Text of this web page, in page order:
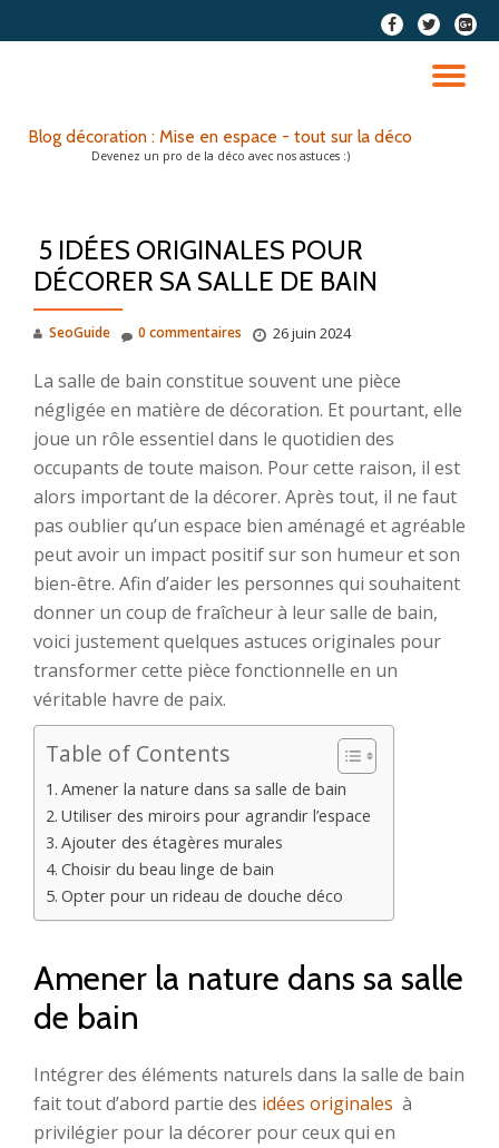
fa-
facebook
fa-
twitter
fa-
plus-
Blog décoration : Mise en espace - tout sur la déco
Devenez un pro de la déco avec nos astuces :)
5 IDÉES ORIGINALES POUR
DÉCORER SA SALLE DE BAIN
SeoGuide 26 juin 2024
0 commentaires
La salle de bain constitue souvent une pièce
négligée en matière de décoration. Et pourtant, elle
joue un rôle essentiel dans le quotidien des
occupants de toute maison. Pour cette raison, il est
alors important de la décorer. Après tout, il ne faut
pas oublier qu’un espace bien aménagé et agréable
peut avoir un impact positif sur son humeur et son
bien-être. Afin d’aider les personnes qui souhaitent
donner un coup de fraîcheur à leur salle de bain,
voici justement quelques astuces originales pour
transformer cette pièce fonctionnelle en un
véritable havre de paix.
Table of Contents
Amener la nature dans sa salle de bain
Utiliser des miroirs pour agrandir l’espace
Ajouter des étagères murales
Choisir du beau linge de bain
Opter pour un rideau de douche déco
Amener la nature dans sa salle
de bain
Intégrer des éléments naturels dans la salle de bain
fait tout d’abord partie des idées originales à
privilégier pour la décorer pour ceux qui en